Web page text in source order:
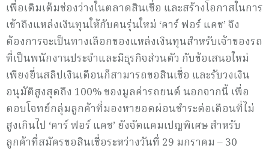
เพื่อเติมเต็มช่องว่างในตลาดสินเชื่อ และสร้างโอกาสในการ
เข้าถึงแหล่งเงินทุนให้กับคนรุ่นใหม่ ‘คาร์ ฟอร์ แคช’ จึง
ต้องการจะเป็นทางเลือกของแหล่งเงินทุนสำหรับเจ้าของรถ
ที่เป็นพนักงานประจำและมีธุรกิจส่วนตัว กับข้อเสนอใหม่
เพียงยื่นสลิปเงินเดือนก็สามารถขอสินเชื่อ และรับวงเงิน
อนุมัติสูงสุดถึง 100% ของมูลค่ารถยนต์ นอกจากนี้ เพื่อ
ตอบโจทย์กลุ่มลูกค้าที่มองหายอดผ่อนชำระต่อเดือนที่ไม่
สูงเกินไป ‘คาร์ ฟอร์ แคช’ ยังจัดแคมเปญพิเศษ สำหรับ
ลูกค้าที่สมัครขอสินเชื่อระหว่างวันที่ 29 มกราคม – 30